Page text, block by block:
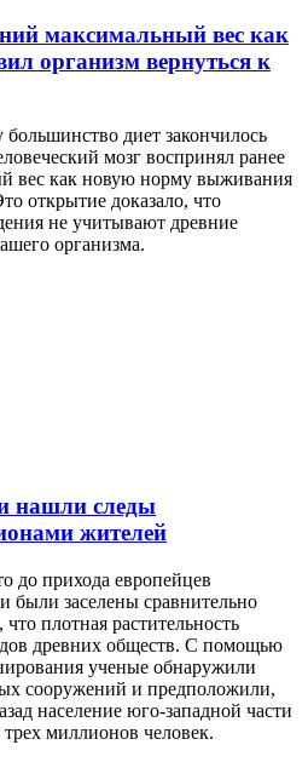
максимальный вес как
организм вернуться к
диет закончилось
мозг воспринял ранее
вес как новую норму выживания
открытие доказало, что
не учитывают древние
организма.
нашли следы
жителей
до прихода европейцев
были заселены сравнительно
плотная растительность
древних обществ. С помощью
ученые обнаружили
сооружений и предположили,
население юго-западной части
миллионов человек.